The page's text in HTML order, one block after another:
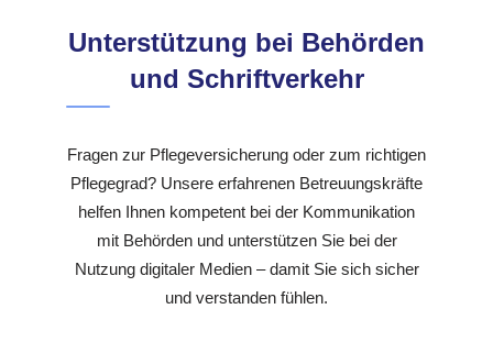
Unterstützung bei Behörden
und Schriftverkehr
Fragen zur Pflegeversicherung oder zum richtigen
Pflegegrad? Unsere erfahrenen Betreuungskräfte
helfen Ihnen kompetent bei der Kommunikation
mit Behörden und unterstützen Sie bei der
Nutzung digitaler Medien – damit Sie sich sicher
und verstanden fühlen.